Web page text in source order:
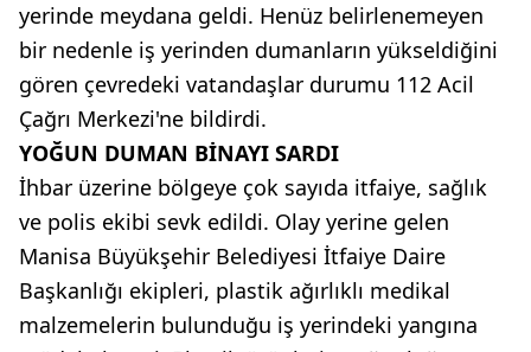
yerinde meydana geldi. Henüz belirlenemeyen
bir nedenle iş yerinden dumanların yükseldiğini
gören çevredeki vatandaşlar durumu 112 Acil
Çağrı Merkezi'ne bildirdi.
YOĞUN DUMAN BİNAYI SARDI
İhbar üzerine bölgeye çok sayıda itfaiye, sağlık
ve polis ekibi sevk edildi. Olay yerine gelen
Manisa Büyükşehir Belediyesi İtfaiye Daire
Başkanlığı ekipleri, plastik ağırlıklı medikal
malzemelerin bulunduğu iş yerindeki yangına